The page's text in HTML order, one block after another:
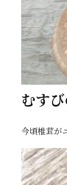
むす
今頃椎茸が